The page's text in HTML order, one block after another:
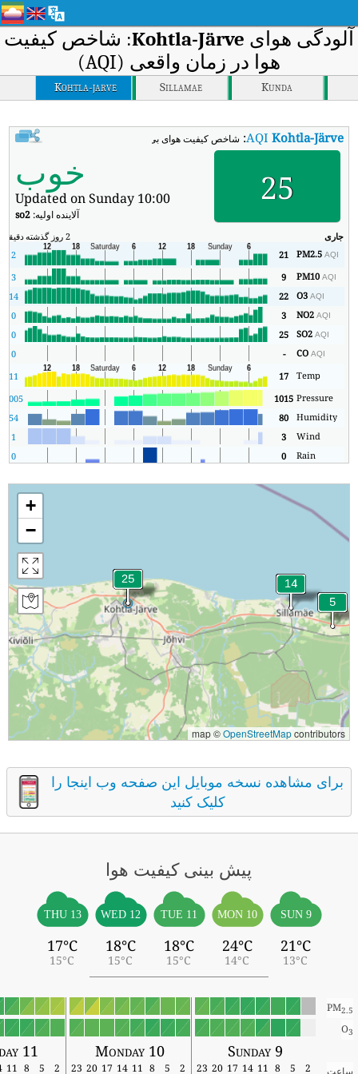
آلودگی هوای Kohtla-Järve: شاخص کیفیت
هوا در زمان واقعی (AQI)
Kohtla-jarve Sillamae Kunda
AQIKohtla-Järve
: شاخص کیفیت هوای بی‌درنگ Kohtla-Järve (AQI).
25 خوب
Updated on Sunday 10:00
آلاینده اولیه:so2
جاری 2 روز گذشته دقیقه
PM2.5AQI
21
2
PM10AQI
9
3
O3AQI
22
14
NO2AQI
3
0
SO2AQI
25
0
COAQI
0
Temp
17
11
Pressure
1015
1005
Humidity
80
54
Wind
3
1
Rain
0
0
+
−
map ©OpenStreetMapcontributors
برای مشاهده نسخه موبایل این صفحه وب اینجا را
کلیک کنید
پیش بینی کیفیت هوا
SUN 9
21°C
13°C
MON 10
24°C
14°C
TUE 11
18°C
15°C
WED 12
18°C
15°C
THU 13
17°C
15°C
PM2.5
O
Sunday 9
Monday 10
11
ساعت 2
5
8
11
14
17
20
23
2
5
8
11
14
17
20
23
2
5
8
11